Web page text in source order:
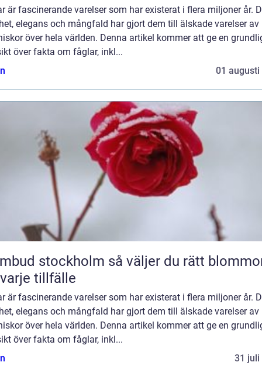
är fascinerande varelser som har existerat i flera miljoner år.
elegans och mångfald har gjort dem till älskade varelser av
över hela världen. Denna artikel kommer att ge en
över fakta om fåglar, inkl...
01 augusti
stockholm så väljer du rätt blommor
tillfälle
är fascinerande varelser som har existerat i flera miljoner år.
elegans och mångfald har gjort dem till älskade varelser av
över hela världen. Denna artikel kommer att ge en
över fakta om fåglar, inkl...
31 juli